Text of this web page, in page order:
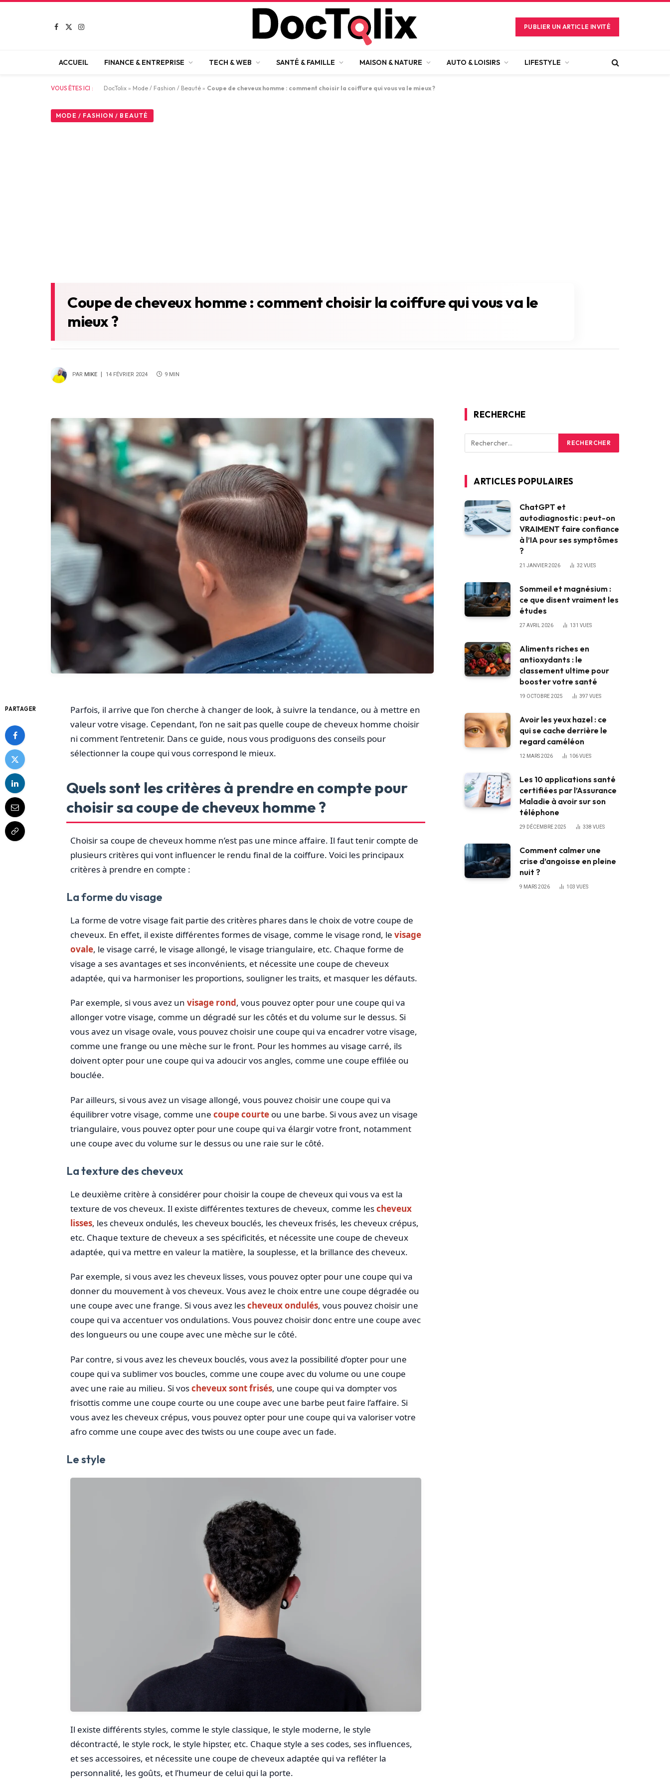
Facebook
X
Instagram PUBLIER UN ARTICLE INVITÉ
ACCUEIL FINANCE & ENTREPRISE TECH & WEB SANTÉ & FAMILLE MAISON & NATURE AUTO & LOISIRS LIFESTYLE
VOUS ÊTES ICI : DocTolix » Mode / Fashion / Beauté » Coupe de cheveux homme : comment choisir la coiffure qui vous va le mieux ?
MODE / FASHION / BEAUTÉ
Coupe de cheveux homme : comment choisir la coiffure qui vous va le
mieux ?
PAR MIKE 14 FÉVRIER 2024 9 MIN
PARTAGER
Parfois, il arrive que l’on cherche à changer de look, à suivre la tendance, ou à mettre en
valeur votre visage. Cependant, l’on ne sait pas quelle coupe de cheveux homme choisir
ni comment l’entretenir. Dans ce guide, nous vous prodiguons des conseils pour
sélectionner la coupe qui vous correspond le mieux.
Quels sont les critères à prendre en compte pour
choisir sa coupe de cheveux homme ?
Choisir sa coupe de cheveux homme n’est pas une mince affaire. Il faut tenir compte de
plusieurs critères qui vont influencer le rendu final de la coiffure. Voici les principaux
critères à prendre en compte :
La forme du visage
La forme de votre visage fait partie des critères phares dans le choix de votre coupe de
cheveux. En effet, il existe différentes formes de visage, comme le visage rond, le visage
ovale, le visage carré, le visage allongé, le visage triangulaire, etc. Chaque forme de
visage a ses avantages et ses inconvénients, et nécessite une coupe de cheveux
adaptée, qui va harmoniser les proportions, souligner les traits, et masquer les défauts.
Par exemple, si vous avez un visage rond, vous pouvez opter pour une coupe qui va
allonger votre visage, comme un dégradé sur les côtés et du volume sur le dessus. Si
vous avez un visage ovale, vous pouvez choisir une coupe qui va encadrer votre visage,
comme une frange ou une mèche sur le front. Pour les hommes au visage carré, ils
doivent opter pour une coupe qui va adoucir vos angles, comme une coupe effilée ou
bouclée.
Par ailleurs, si vous avez un visage allongé, vous pouvez choisir une coupe qui va
équilibrer votre visage, comme une coupe courteou une barbe. Si vous avez un visage
triangulaire, vous pouvez opter pour une coupe qui va élargir votre front, notamment
une coupe avec du volume sur le dessus ou une raie sur le côté.
La texture des cheveux
Le deuxième critère à considérer pour choisir la coupe de cheveux qui vous va est la
texture de vos cheveux. Il existe différentes textures de cheveux, comme lescheveux
lisses, les cheveux ondulés, les cheveux bouclés, les cheveux frisés, les cheveux crépus,
etc. Chaque texture de cheveux a ses spécificités, et nécessite une coupe de cheveux
adaptée, qui va mettre en valeur la matière, la souplesse, et la brillance des cheveux.
Par exemple, si vous avez les cheveux lisses, vous pouvez opter pour une coupe qui va
donner du mouvement à vos cheveux. Vous avez le choix entre une coupe dégradée ou
une coupe avec une frange. Si vous avez lescheveux ondulés, vous pouvez choisir une
coupe qui va accentuer vos ondulations. Vous pouvez choisir donc entre une coupe avec
des longueurs ou une coupe avec une mèche sur le côté.
Par contre, si vous avez les cheveux bouclés, vous avez la possibilité d’opter pour une
coupe qui va sublimer vos boucles, comme une coupe avec du volume ou une coupe
avec une raie au milieu. Si voscheveux sont frisés, une coupe qui va dompter vos
frisottis comme une coupe courte ou une coupe avec une barbe peut faire l’affaire. Si
vous avez les cheveux crépus, vous pouvez opter pour une coupe qui va valoriser votre
afro comme une coupe avec des twists ou une coupe avec un fade.
Le style
Il existe différents styles, comme le style classique, le style moderne, le style
décontracté, le style rock, le style hipster, etc. Chaque style a ses codes, ses influences,
et ses accessoires, et nécessite une coupe de cheveux adaptée qui va refléter la
personnalité, les goûts, et l’humeur de celui qui la porte.
RECHERCHE
ARTICLES POPULAIRES
ChatGPT et
autodiagnostic : peut-on
VRAIMENT faire confiance
à l’IA pour ses symptômes
?
21 JANVIER 2026 32 VUES
Sommeil et magnésium :
ce que disent vraiment les
études
27 AVRIL 2026 131 VUES
Aliments riches en
antioxydants : le
classement ultime pour
booster votre santé
19 OCTOBRE 2025 397 VUES
Avoir les yeux hazel : ce
qui se cache derrière le
regard caméléon
12 MARS 2026 106VUES
Les 10 applications santé
certifiées par l’Assurance
Maladie à avoir sur son
téléphone
29 DÉCEMBRE 2025 338 VUES
Comment calmer une
crise d’angoisse en pleine
nuit ?
9 MARS 2026 103 VUES